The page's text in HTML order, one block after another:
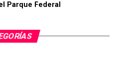
Parque Federal